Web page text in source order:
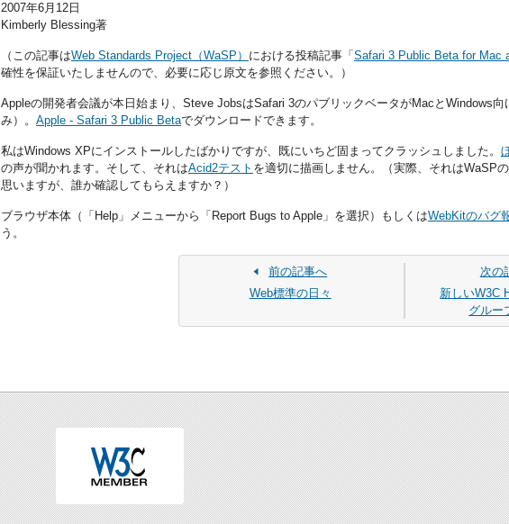
2007年6月12日
Kimberly Blessing著
（この記事はWeb Standards Project（WaSP） における投稿記事「 Safari 3 Public Beta for Mac
確性を保証いたしませんので、必要に応じ原文を参照ください。）
Appleの開発者会議が本日始まり、Steve JobsはSafari 3のパブリックベータがMacとWindows
み）。 Apple - Safari 3 Public Betaでダウンロードできます。
私はWindows XPにインストールしたばかりですが、既にいちど固まってクラッシュしました。
の声が聞かれます。そして、それはAcid2テスト を適切に描画しません。（実際、それはWaSP
思いますが、誰か確認してもらえますか？）
ブラウザ本体（「Help」メニューから「Report Bugs to Apple」を選択）もしくはWebKitのバグ
う。
前の記事へ
Web標準の日々
次の
新しいW3C
グルー